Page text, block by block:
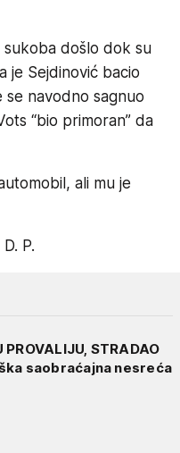
došlo dok su
je Sejdinović bacio
navodno sagnuo
“bio primoran” da
ali mu je
P.
PROVALIJU, STRADAO
saobraćajna nesreća